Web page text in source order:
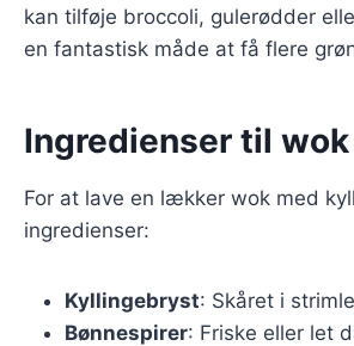
kan tilføje broccoli, gulerødder
en fantastisk måde at få flere
Ingredienser til
For at lave en lækker wok med
ingredienser:
Kyllingebryst: Skåret i
Bønnespirer: Friske eller let